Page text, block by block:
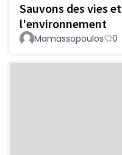
Sauvons des vies
l'environnement
Mamassopoulos 0